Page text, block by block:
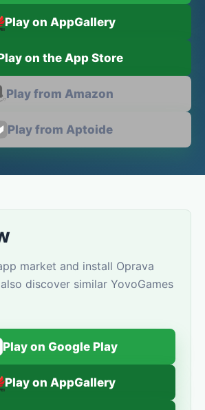
Play on AppGallery
on the App Store
Play from Amazon
Play from Aptoide
market and install Oprava
discover similar YovoGames
Play on Google Play
Play on AppGallery